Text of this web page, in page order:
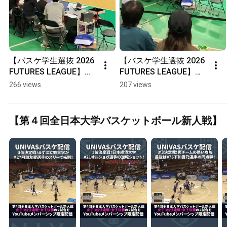
【バスケ学生選抜 2026
FUTURES LEAGUE】試
合終了まであと10秒!
バスケ #UNIVAS #学生
選抜 #日本代表 #농구 #
대학농구
266 views
【バスケ学生選抜 2026
FUTURES LEAGUE】第3
戦4Q開始！#25 武井遙
スケ #大学バスケ
#UNIVAS #学生選抜 #
日本代表 #농구 #대학농
구
207 views
【第４回全日本大学バスケットボール新人戦】